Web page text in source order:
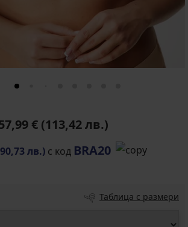
€ (113,42 лв.)
лв.) с код BRA20
Таблица с размери